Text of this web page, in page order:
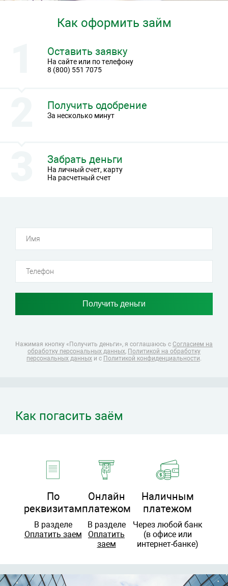
Как оформить займ
На сайте или по телефону
8 (800) 551 7075
Оставить заявку
За несколько минут
Получить одобрение
На личный счет, карту
На расчетный счет
Забрать деньги
Нажимая кнопку «Получить деньги», я соглашаюсь с Согласием на
обработку персональных данных, Политикой на обработку
персональных данных и с Политикой конфиденциальности.
Как погасить заём
По
реквизитам
В разделе
Оплатить заем
Онлайн
платежом
В разделе
Оплатить
заем
Наличным
платежом
Через любой банк
(в офисе или
интернет-банке)